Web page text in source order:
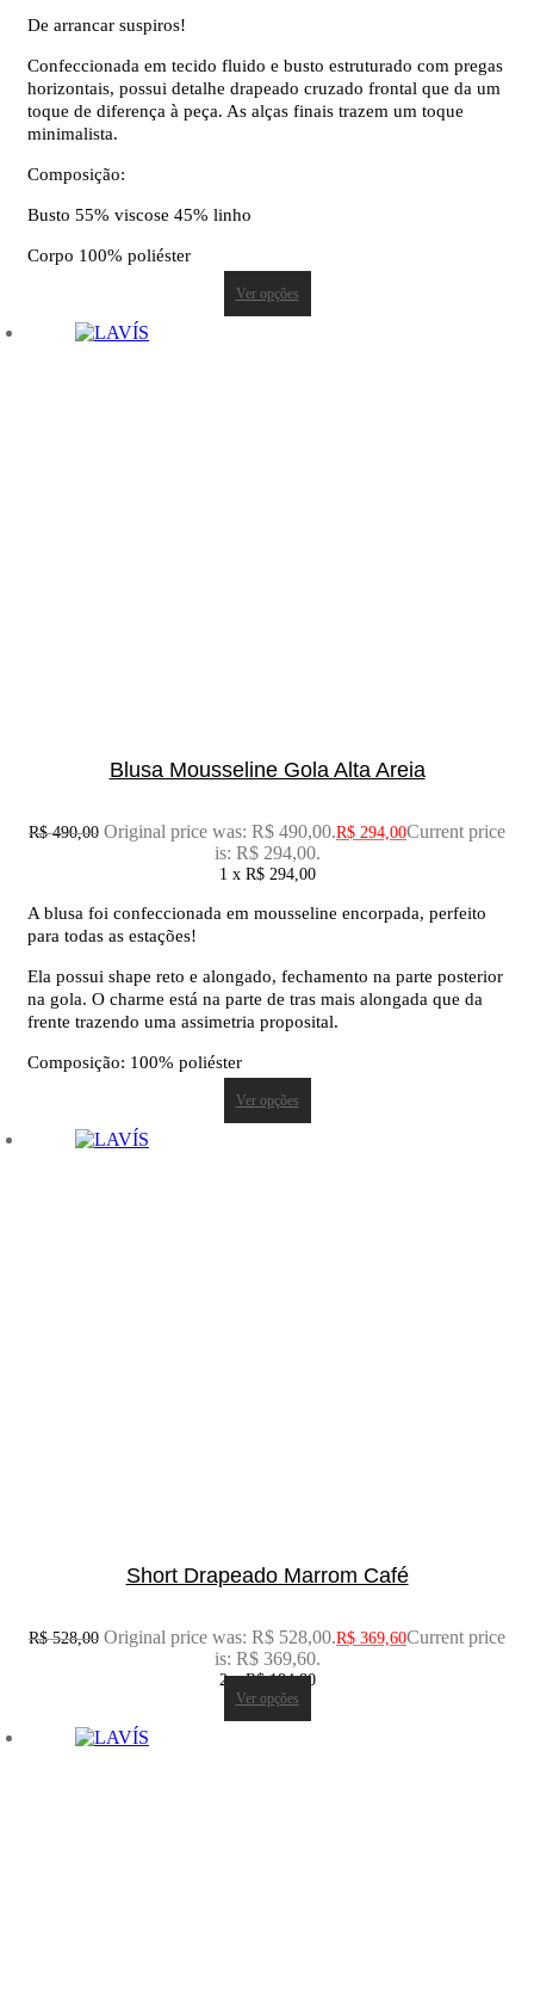
De arrancar suspiros!
Confeccionada em tecido fluido e busto estruturado com pregas
horizontais, possui detalhe drapeado cruzado frontal que da um
toque de diferença à peça. As alças finais trazem um toque
minimalista.
Composição:
Busto 55% viscose 45% linho
Corpo 100% poliéster
Ver opções
Blusa Mousseline Gola Alta Areia
R$490,00 Original price was: R$ 490,00.R$ 294,00Current price
is: R$ 294,00.
1 x R$294,00
A blusa foi confeccionada em mousseline encorpada, perfeito
para todas as estações!
Ela possui shape reto e alongado, fechamento na parte posterior
na gola. O charme está na parte de tras mais alongada que da
frente trazendo uma assimetria proposital.
Composição: 100% poliéster
Ver opções
Short Drapeado Marrom Café
R$528,00 Original price was: R$ 528,00.R$ 369,60Current price
is: R$ 369,60.
2 xR$184,80
Ver opções